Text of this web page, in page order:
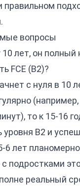
вопросы
лет, он полный
FCE (B2)?
с нуля в 10
то к 15-16
B2 и
6 лет
подростками
реальный